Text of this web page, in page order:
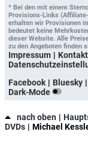
* Bei den mit einem
Provisions-Links
erhalten wir Provisionen
bedeutet keine
dieser Website. Alle
zu den Angeboten finden
Impressum Kontakt
Facebook
Bluesky
Dark-Mode
nach oben
DVDs
Michael